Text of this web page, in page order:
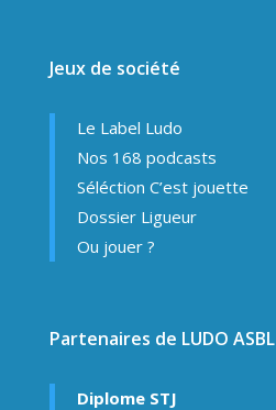
Jeux de société
Le Label Ludo
Nos 168 podcasts
Séléction C’est jouette
Dossier Ligueur
Ou jouer ?
Partenaires de LUDO ASBL
Diplome STJ